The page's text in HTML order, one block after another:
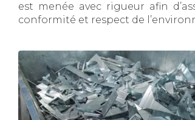
est menée avec rigueur afin
conformité et respect de